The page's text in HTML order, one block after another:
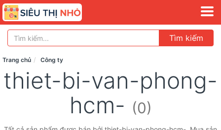
Tìm kiếm
Trang chủ Công ty
thiet-bi-van-phong-
hcm- (0)